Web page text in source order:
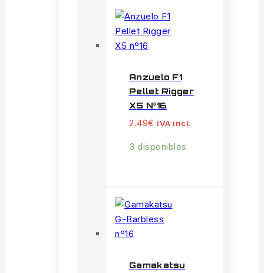
Anzuelo F1
Pellet Rigger
X5 Nº16
2.49€ IVA incl.
3 disponibles
Gamakatsu